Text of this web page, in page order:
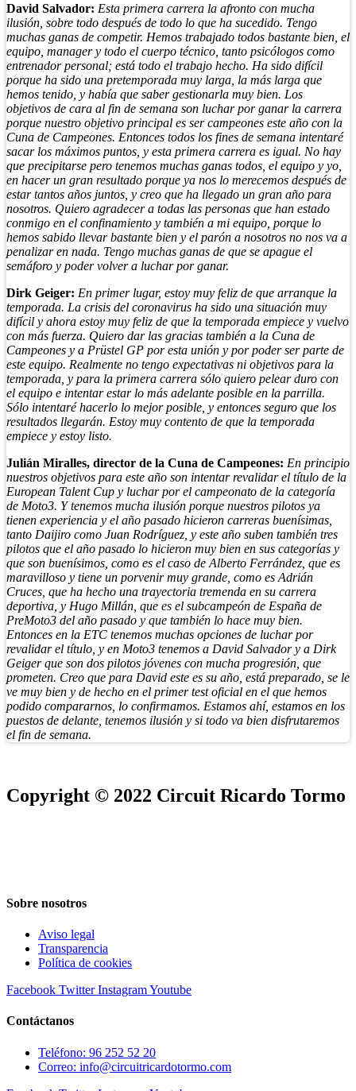
David Salvador: Esta primera carrera la afronto con mucha
ilusión, sobre todo después de todo lo que ha sucedido. Tengo
muchas ganas de competir. Hemos trabajado todos bastante bien, el
equipo, manager y todo el cuerpo técnico, tanto psicólogos como
entrenador personal; está todo el trabajo hecho. Ha sido difícil
porque ha sido una pretemporada muy larga, la más larga que
hemos tenido, y había que saber gestionarla muy bien. Los
objetivos de cara al fin de semana son luchar por ganar la carrera
porque nuestro objetivo principal es ser campeones este año con la
Cuna de Campeones. Entonces todos los fines de semana intentaré
sacar los máximos puntos, y esta primera carrera es igual. No hay
que precipitarse pero tenemos muchas ganas todos, el equipo y yo,
en hacer un gran resultado porque ya nos lo merecemos después de
estar tantos años juntos, y creo que ha llegado un gran año para
nosotros. Quiero agradecer a todas las personas que han estado
conmigo en el confinamiento y también a mi equipo, porque lo
hemos sabido llevar bastante bien y el parón a nosotros no nos va a
penalizar en nada. Tengo muchas ganas de que se apague el
semáforo y poder volver a luchar por ganar.
Dirk Geiger: En primer lugar, estoy muy feliz de que arranque la
temporada. La crisis del coronavirus ha sido una situación muy
difícil y ahora estoy muy feliz de que la temporada empiece y vuelvo
con más fuerza. Quiero dar las gracias también a la Cuna de
Campeones y a Prüstel GP por esta unión y por poder ser parte de
este equipo. Realmente no tengo expectativas ni objetivos para la
temporada, y para la primera carrera sólo quiero pelear duro con
el equipo e intentar estar lo más adelante posible en la parrilla.
Sólo intentaré hacerlo lo mejor posible, y entonces seguro que los
resultados llegarán. Estoy muy contento de que la temporada
empiece y estoy listo.
Julián Miralles, director de la Cuna de Campeones: En principio
nuestros objetivos para este año son intentar revalidar el título de la
European Talent Cup y luchar por el campeonato de la categoría
de Moto3. Y tenemos mucha ilusión porque nuestros pilotos ya
tienen experiencia y el año pasado hicieron carreras buenísimas,
tanto Daijiro como Juan Rodríguez, y este año suben también tres
pilotos que el año pasado lo hicieron muy bien en sus categorías y
que son buenísimos, como es el caso de Alberto Ferrández, que es
maravilloso y tiene un porvenir muy grande, como es Adrián
Cruces, que ha hecho una trayectoria tremenda en su carrera
deportiva, y Hugo Millán, que es el subcampeón de España de
PreMoto3 del año pasado y que también lo hace muy bien.
Entonces en la ETC tenemos muchas opciones de luchar por
revalidar el título, y en Moto3 tenemos a David Salvador y a Dirk
Geiger que son dos pilotos jóvenes con mucha progresión, que
prometen. Creo que para David este es su año, está preparado, se le
ve muy bien y de hecho en el primer test oficial en el que hemos
podido compararnos, lo confirmamos. Estamos ahí, estamos en los
puestos de delante, tenemos ilusión y si todo va bien disfrutaremos
el fin de semana.
Copyright © 2022 Circuit Ricardo Tormo
Sobre nosotros
Aviso legal
Transparencia
Política de cookies
Facebook Twitter InstagramYoutube
Contáctanos
Teléfono: 96 252 52 20
Correo: info@circuitricardotormo.com